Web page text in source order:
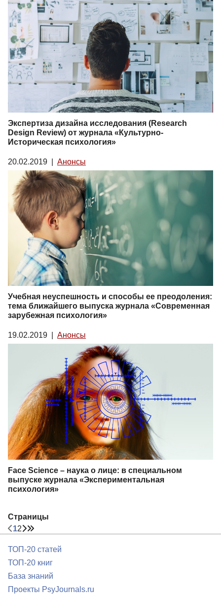
Экспертиза дизайна исследования (Research
Design Review) от журнала «Культурно-
Историческая психология»
20.02.2019 Анонсы
Учебная неуспешность и способы ее преодоления:
тема ближайшего выпуска журнала «Современная
зарубежная психология»
19.02.2019 Анонсы
Face Science – наука о лице: в специальном
выпуске журнала «Экспериментальная
психология»
Страницы
12
ТОП-20 статей
ТОП-20 книг
База знаний
Проекты PsyJournals.ru